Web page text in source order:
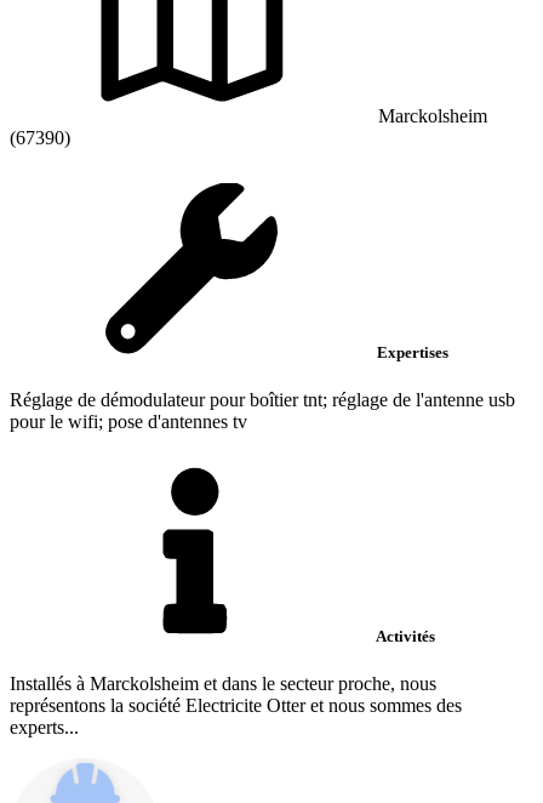
Marckolsheim
(67390)
Expertises
Réglage de démodulateur pour boîtier tnt; réglage de l'antenne usb
pour le wifi; pose d'antennes tv
Activités
Installés à Marckolsheim et dans le secteur proche, nous
représentons la société Electricite Otter et nous sommes des
experts...